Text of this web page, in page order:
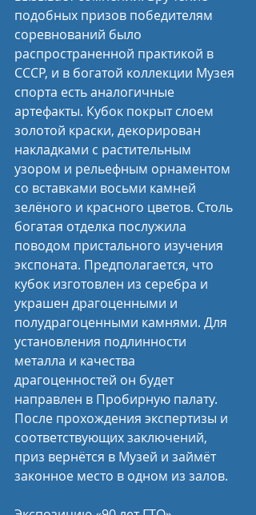
подобных призов победителям
соревнований было
распространенной практикой в
СССР, и в богатой коллекции Музея
спорта есть аналогичные
артефакты. Кубок покрыт слоем
золотой краски, декорирован
накладками с растительным
узором и рельефным орнаментом
со вставками восьми камней
зелёного и красного цветов. Столь
богатая отделка послужила
поводом пристального изучения
экспоната. Предполагается, что
кубок изготовлен из серебра и
украшен драгоценными и
полудрагоценными камнями. Для
установления подлинности
металла и качества
драгоценностей он будет
направлен в Пробирную палату.
После прохождения экспертизы и
соответствующих заключений,
приз вернётся в Музей и займёт
законное место в одном из залов.